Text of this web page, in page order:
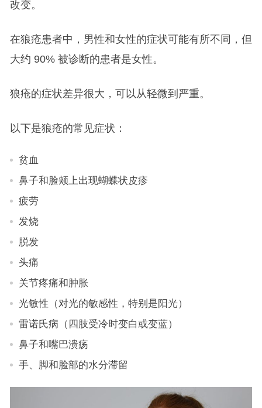
改变。
在狼疮患者中，男性和女性的症状可能有所不同，但
大约 90% 被诊断的患者是女性。
狼疮的症状差异很大，可以从轻微到严重。
以下是狼疮的常见症状：
贫血
鼻子和脸颊上出现蝴蝶状皮疹
疲劳
发烧
脱发
头痛
关节疼痛和肿胀
光敏性（对光的敏感性，特别是阳光）
雷诺氏病（四肢受冷时变白或变蓝）
鼻子和嘴巴溃疡
手、脚和脸部的水分滞留